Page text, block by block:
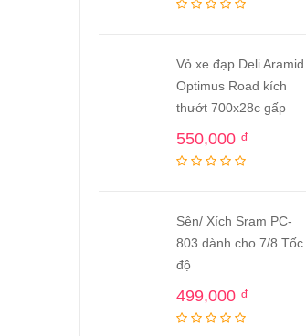
Vỏ xe đạp Deli Aramid
Optimus Road kích
thướt 700x28c gấp
550,000 ₫
Sên/ Xích Sram PC-
803 dành cho 7/8 Tốc
độ
499,000 ₫